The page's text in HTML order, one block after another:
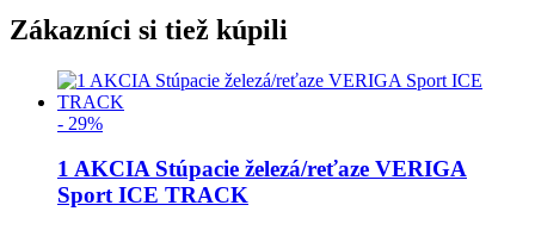
Zákazníci si tiež kúpili
- 29%
1 AKCIA Stúpacie železá/reťaze VERIGA
Sport ICE TRACK